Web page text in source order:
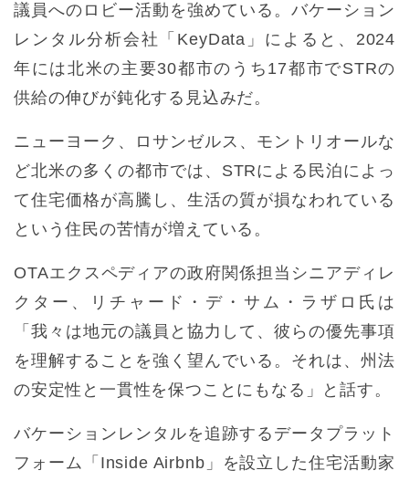
議員へのロビー活動を強めている。バケーション
レンタル分析会社「KeyData」によると、2024
年には北米の主要30都市のうち17都市でSTRの
供給の伸びが鈍化する見込みだ。
ニューヨーク、ロサンゼルス、モントリオールな
ど北米の多くの都市では、STRによる民泊によっ
て住宅価格が高騰し、生活の質が損なわれている
という住民の苦情が増えている。
OTAエクスペディアの政府関係担当シニアディレ
クター、リチャード・デ・サム・ラザロ氏は
「我々は地元の議員と協力して、彼らの優先事項
を理解することを強く望んでいる。それは、州法
の安定性と一貫性を保つことにもなる」と話す。
バケーションレンタルを追跡するデータプラット
フォーム「Inside Airbnb」を設立した住宅活動家